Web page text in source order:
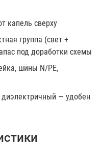
капель сверху
группа (свет +
под доработки схемы
шины N/PE,
— удобен